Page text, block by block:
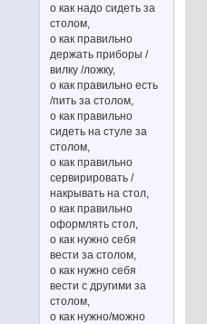
o как надо сидеть за
столом,
o как правильно
держать приборы /
вилку /ложку,
o как правильно есть
/пить за столом,
o как правильно
сидеть на стуле за
столом,
o как правильно
сервирировать /
накрывать на стол,
o как правильно
оформлять стол,
o как нужно себя
вести за столом,
o как нужно себя
вести с другими за
столом,
o как нужно/можно